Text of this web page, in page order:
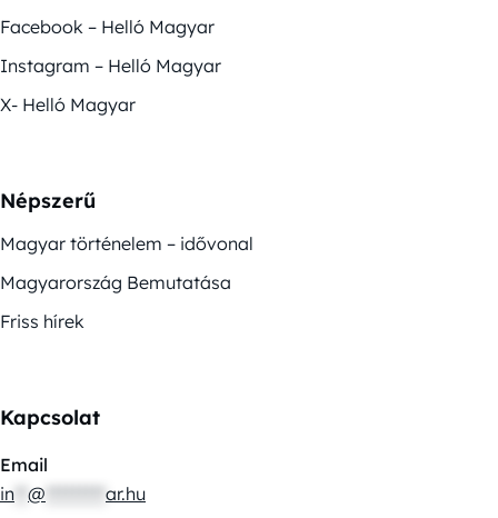
Facebook – Helló Magyar
Instagram – Helló Magyar
X- Helló Magyar
Népszerű
Magyar történelem – idővonal
Magyarország Bemutatása
Friss hírek
Kapcsolat
Email
in @ ar.hu